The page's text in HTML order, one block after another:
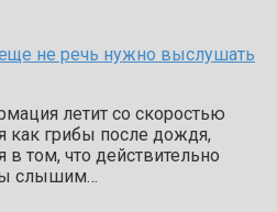
не речь нужно выслушать
летит со скоростью
как грибы после дождя,
в том, что действительно
слышим…